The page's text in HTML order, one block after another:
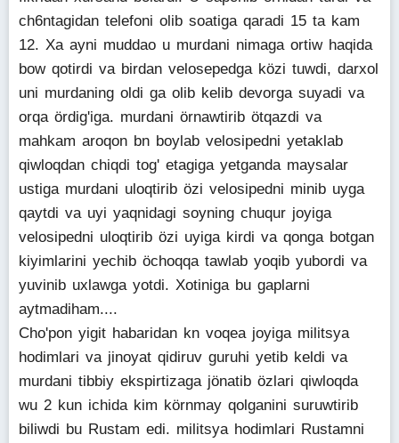
ch6ntagidan telefoni olib soatiga qaradi 15 ta kam
12. Xa ayni muddao u murdani nimaga ortiw haqida
bow qotirdi va birdan velosepedga közi tuwdi, darxol
uni murdaning oldi ga olib kelib devorga suyadi va
orqa ördig'iga. murdani örnawtirib ötqazdi va
mahkam aroqon bn boylab velosipedni yetaklab
qiwloqdan chiqdi tog' etagiga yetganda maysalar
ustiga murdani uloqtirib özi velosipedni minib uyga
qaytdi va uyi yaqnidagi soyning chuqur joyiga
velosipedni uloqtirib özi uyiga kirdi va qonga botgan
kiyimlarini yechib öchoqqa tawlab yoqib yubordi va
yuvinib uxlawga yotdi. Xotiniga bu gaplarni
aytmadiham....
Cho'pon yigit habaridan kn voqea joyiga militsya
hodimlari va jinoyat qidiruv guruhi yetib keldi va
murdani tibbiy ekspirtizaga jönatib özlari qiwloqda
wu 2 kun ichida kim körnmay qolganini suruwtirib
biliwdi bu Rustam edi. militsya hodimlari Rustamni